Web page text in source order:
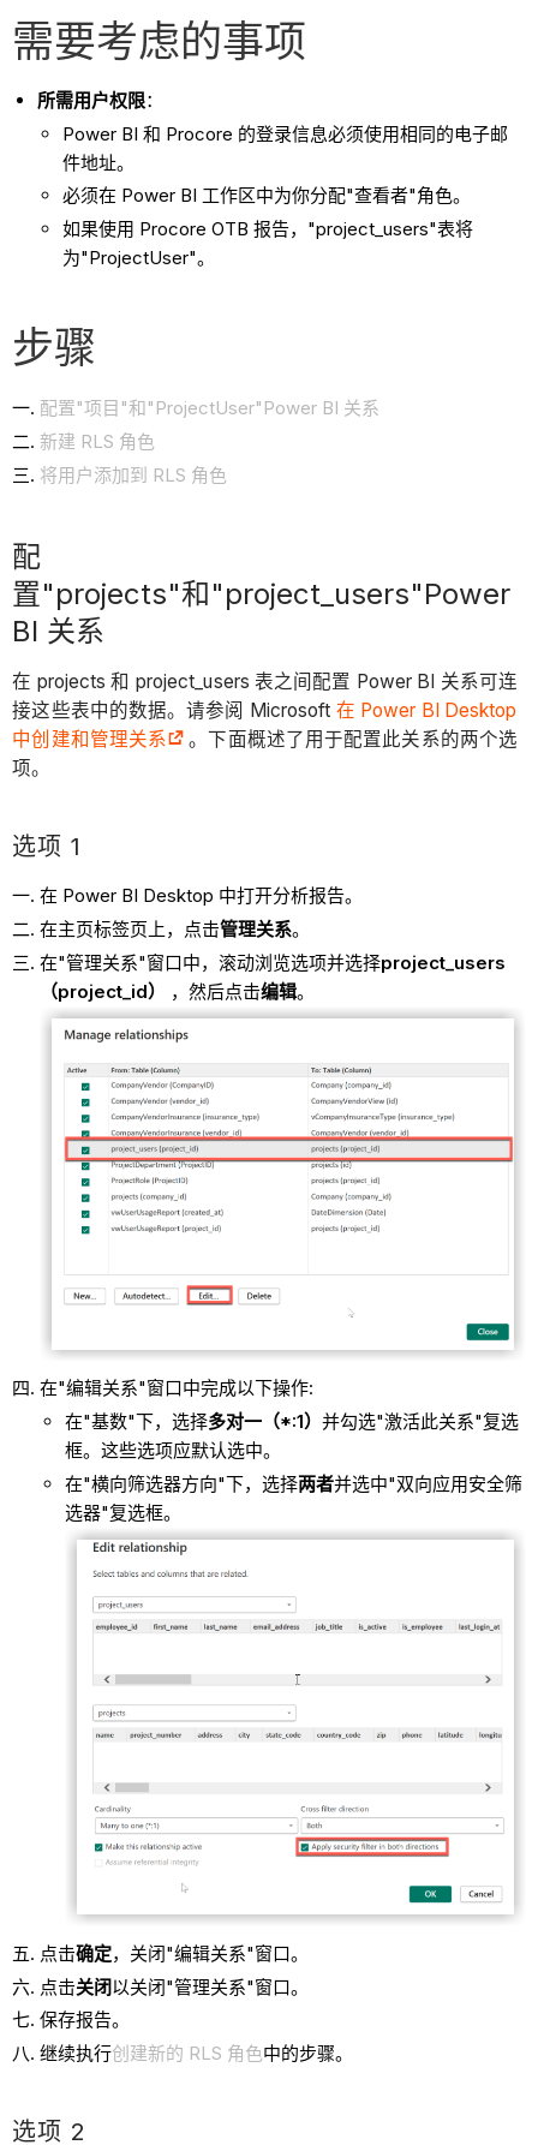
需要考虑的事项
所需用户权限：
Power BI 和 Procore 的登录信息必须使用相同的电子邮
件地址。
必须在 Power BI 工作区中为你分配"查看者"角色。
如果使用 Procore OTB 报告，"project_users"表将
为"ProjectUser"。
步骤
配置"项目"和"ProjectUser"Power BI 关系
新建 RLS 角色
将用户添加到 RLS 角色
配
置"projects"和"project_users"Power
BI 关系
在 projects 和 project_users 表之间配置 Power BI 关系可连
接这些表中的数据。请参阅 Microsoft 在 Power BI Desktop
中创建和管理关系
。下面概述了用于配置此关系的两个选
项。
选项 1
在 Power BI Desktop 中打开分析报告。
在主页标签页上，点击管理关系。
在"管理关系"窗口中，滚动浏览选项并选择project_users
（project_id）
，然后点击编辑。
在"编辑关系"窗口中完成以下操作:
在"基数"下，选择多对一（*:1） 并勾选"激活此关系"复选
框。这些选项应默认选中。
在"横向筛选器方向"下，选择两者并选中"双向应用安全筛
选器"复选框。
点击确定，关闭"编辑关系"窗口。
点击关闭以关闭"管理关系"窗口。
保存报告。
继续执行创建新的 RLS 角色中的步骤。
选项 2